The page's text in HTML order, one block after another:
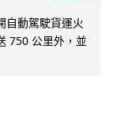
自動駕駛貨運火
750 公里外，並